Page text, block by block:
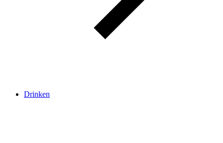
Drinken